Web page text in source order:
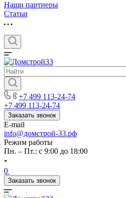
Наши партнеры
Статьи
+7 499 113-24-74
+7 499 113-24-74
Заказать звонок
E-mail
info@домстрой-33.рф
Режим работы
Пн. – Пт.: с 9:00 до 18:00
0
Заказать звонок